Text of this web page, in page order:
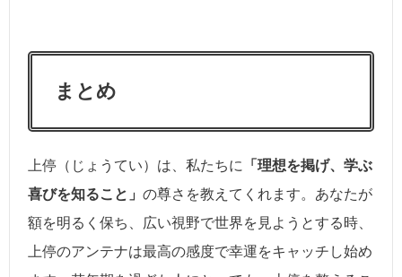
まとめ
上停（じょうてい）は、私たちに
「理想を掲げ、学ぶ
喜びを知ること」 の尊さを教えてくれます。あなたが
額を明るく保ち、広い視野で世界を見ようとする時、
上停のアンテナは最高の感度で幸運をキャッチし始め